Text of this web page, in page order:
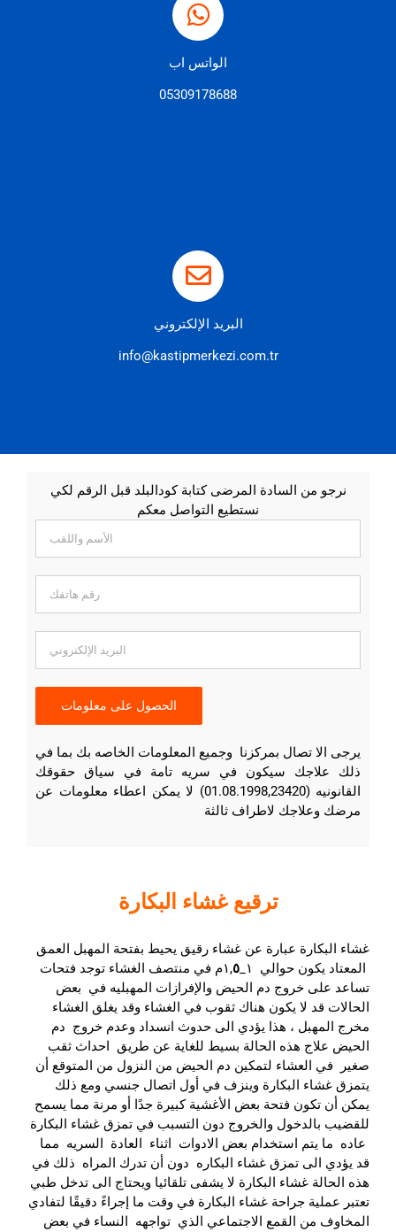
الواتس اب
05309178688
البريد الإلكتروني
info@kastipmerkezi.com.tr
نرجو من السادة المرضى كتابة كودالبلد قبل الرقم لكي
نستطيع التواصل معكم
يرجى الا تصال بمركزنا وجميع المعلومات الخاصه بك بما في
ذلك علاجك سيكون في سريه تامة في سياق حقوقك
القانونيه (01.08.1998,23420) لا يمكن اعطاء معلومات عن
مرضك وعلاجك لاطراف ثالثة
ترقيع غشاء البكارة
غشاء البكارة عبارة عن غشاء رقيق يحيط بفتحة المهبل العمق
المعتاد يكون حوالي ١_١,
٥
م في منتصف الغشاء توجد فتحات
تساعد على خروج دم الحيض والإفرازات المهبليه في بعض
الحالات قد لا يكون هناك ثقوب في الغشاء وقد يغلق الغشاء
مخرج المهبل ، هذا يؤدي الى حدوث انسداد وعدم خروج دم
الحيض علاج هذه الحالة بسيط للغاية عن طريق احداث ثقب
صغير في العشاء لتمكين دم الحيض من النزول من المتوقع أن
يتمزق غشاء البكارة وينزف في أول اتصال جنسي ومع ذلك
يمكن أن تكون فتحة بعض الأغشية كبيرة جدًا أو مرنة مما يسمح
للقضيب بالدخول والخروج دون التسبب في تمزق غشاء البكارة
عاده ما يتم استخدام بعض الادوات اثناء العادة السريه مما
قد يؤدي الى تمزق غشاء البكاره دون أن تدرك المراه ذلك في
هذه الحالة غشاء البكارة لا يشفى تلقائيا ويحتاج الى تدخل طبي
تعتبر عملية جراحة غشاء البكارة في وقت ما إجراءً دقيقًا لتفادي
المخاوف من القمع الاجتماعي الذي تواجهه النساء في بعض